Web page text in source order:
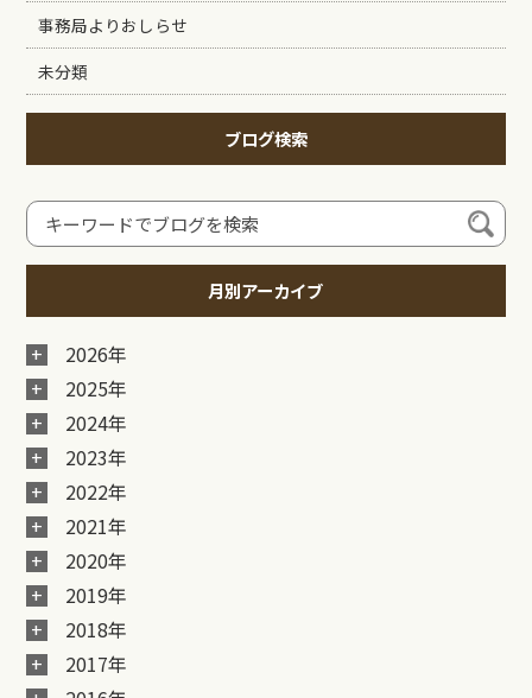
事務局よりおしらせ
未分類
ブログ検索
月別アーカイブ
2026年
2025年
2024年
2023年
2022年
2021年
2020年
2019年
2018年
2017年